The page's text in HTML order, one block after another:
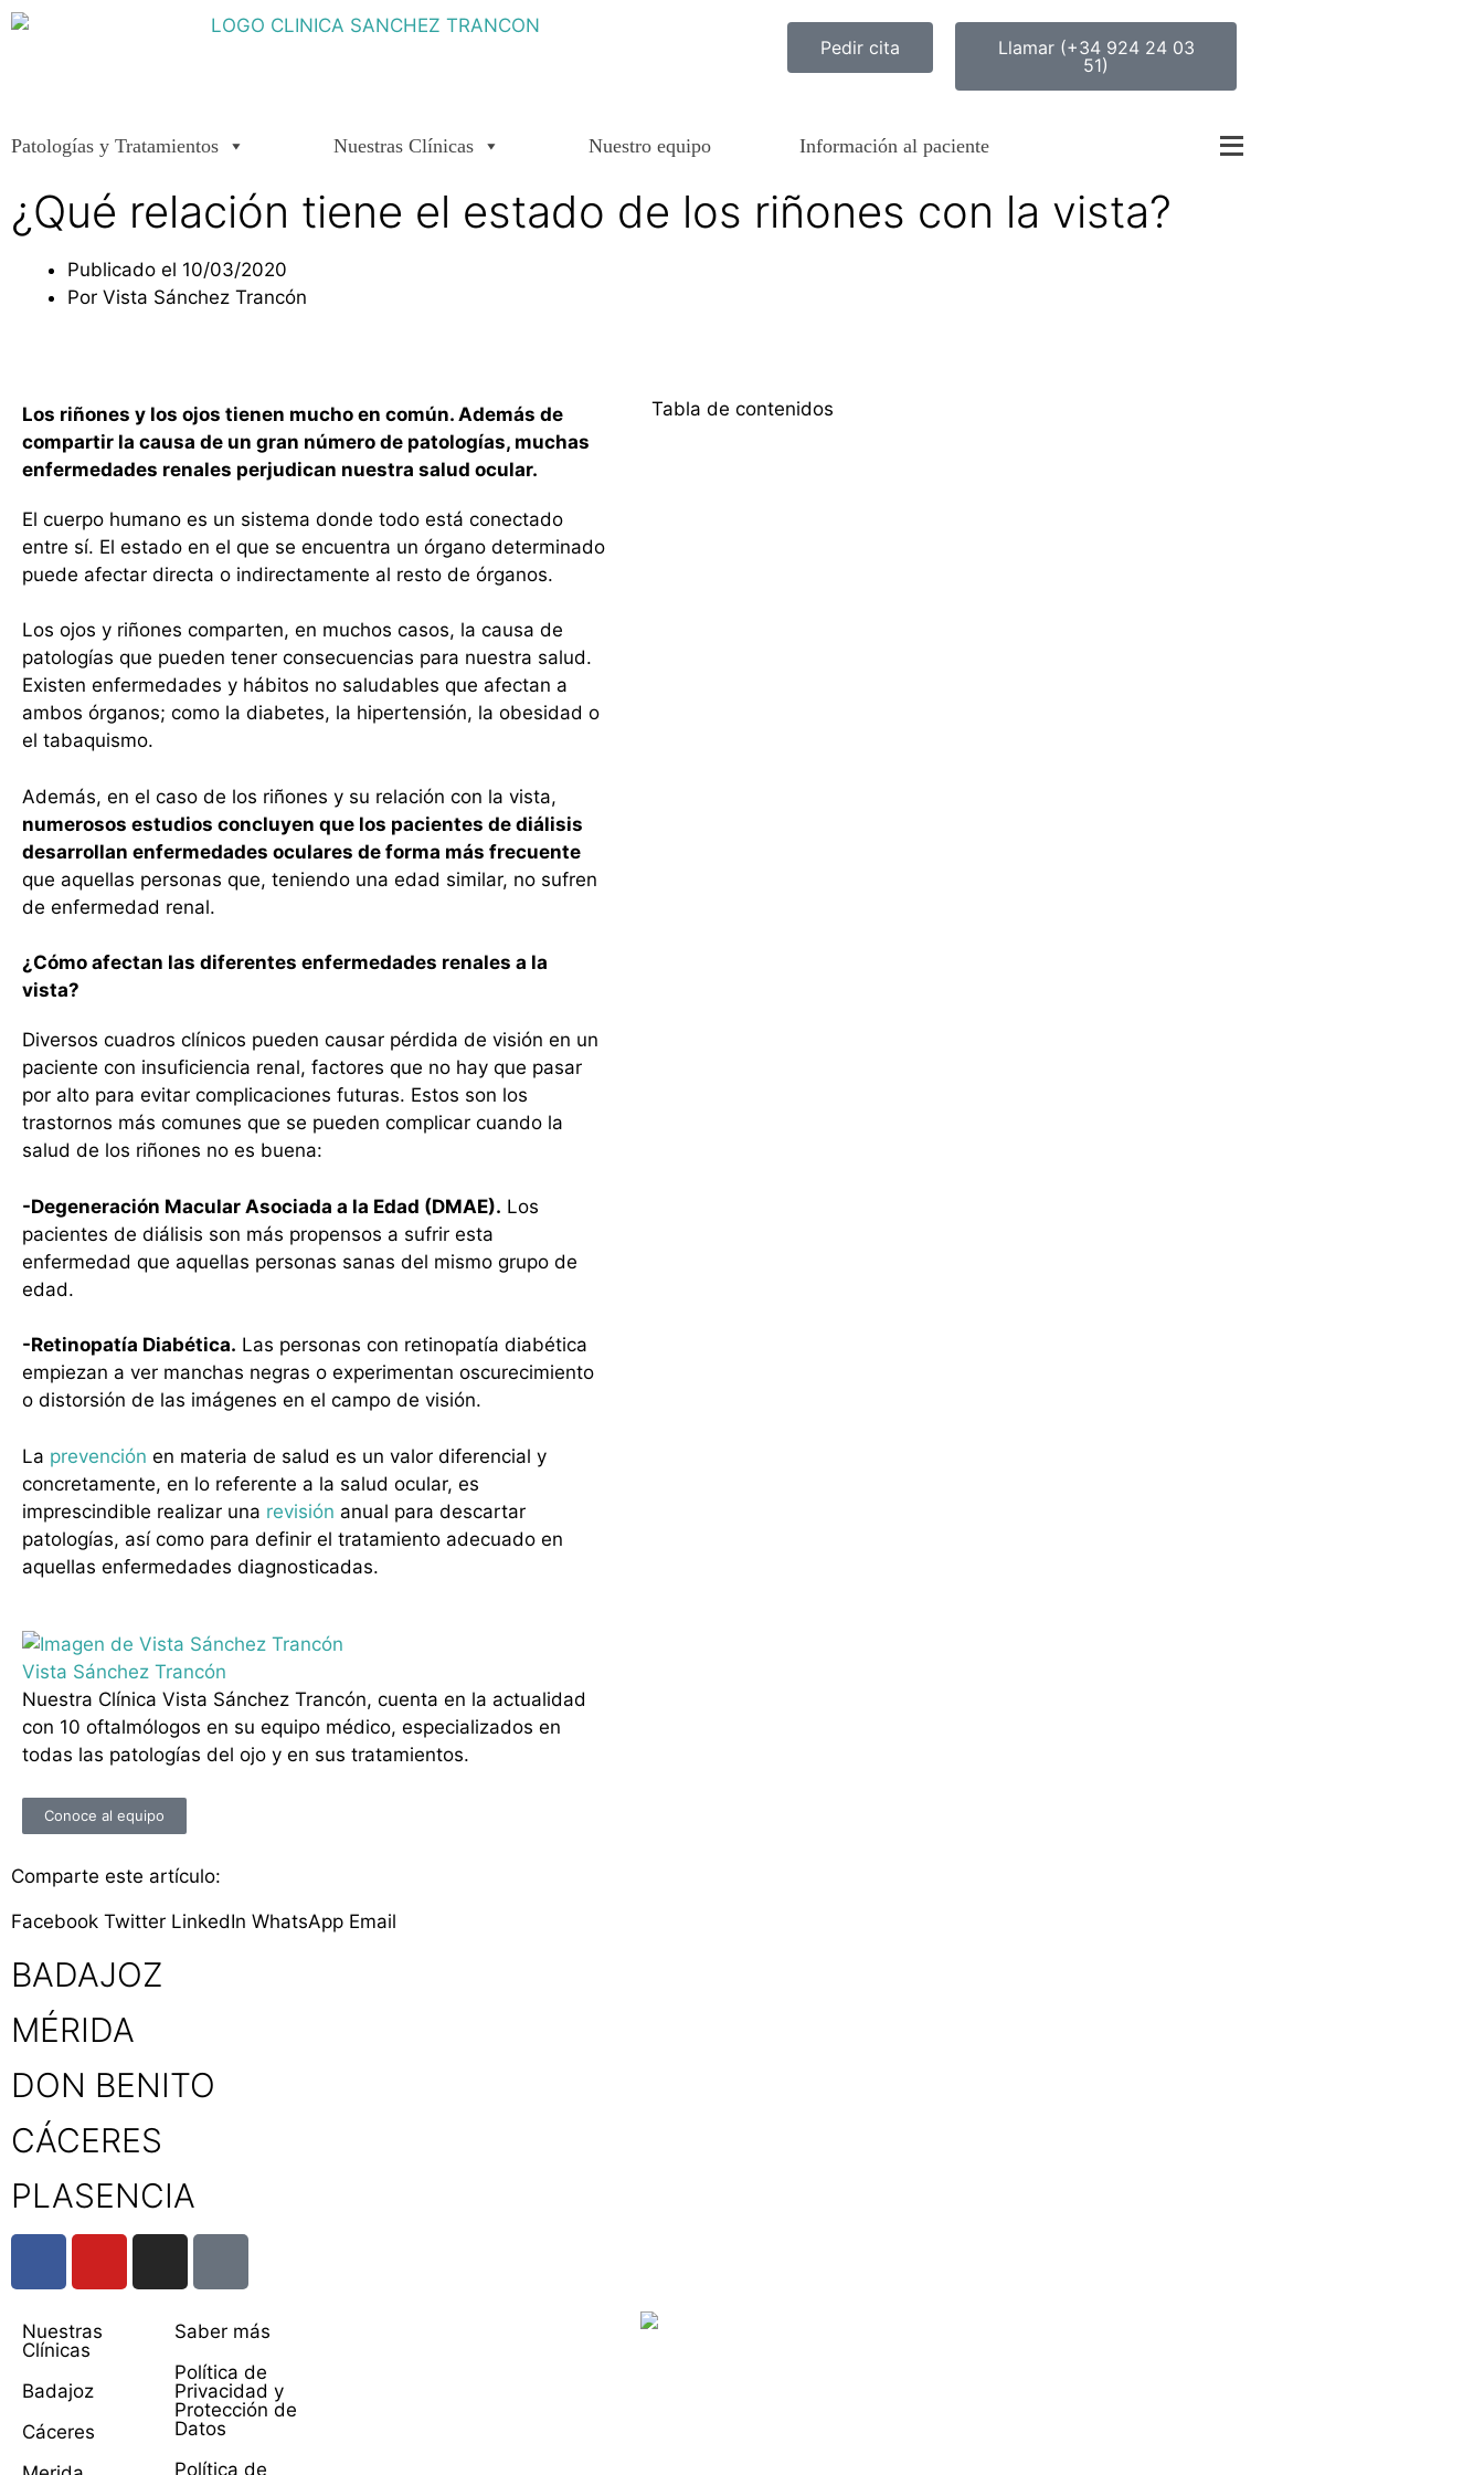
Pedir cita
Llamar (+34 924 24 03
51)
Patologías y Tratamientos Nuestras Clínicas Nuestro equipo Información al paciente
¿Qué relación tiene el estado de los riñones con la vista?
Publicado el 10/03/2020
Por Vista Sánchez Trancón
Los riñones y los ojos tienen mucho en común. Además de
compartir la causa de un gran número de patologías, muchas
enfermedades renales perjudican nuestra salud ocular.
El cuerpo humano es un sistema donde todo está conectado
entre sí. El estado en el que se encuentra un órgano determinado
puede afectar directa o indirectamente al resto de órganos.
Los ojos y riñones comparten, en muchos casos, la causa de
patologías que pueden tener consecuencias para nuestra salud.
Existen enfermedades y hábitos no saludables que afectan a
ambos órganos; como la diabetes, la hipertensión, la obesidad o
el tabaquismo.
Además, en el caso de los riñones y su relación con la vista,
numerosos estudios concluyen que los pacientes de diálisis
desarrollan enfermedades oculares de forma más frecuente
que aquellas personas que, teniendo una edad similar, no sufren
de enfermedad renal.
¿Cómo afectan las diferentes enfermedades renales a la
vista?
Diversos cuadros clínicos pueden causar pérdida de visión en un
paciente con insuficiencia renal, factores que no hay que pasar
por alto para evitar complicaciones futuras. Estos son los
trastornos más comunes que se pueden complicar cuando la
salud de los riñones no es buena:
-Degeneración Macular Asociada a la Edad (DMAE). Los
pacientes de diálisis son más propensos a sufrir esta
enfermedad que aquellas personas sanas del mismo grupo de
edad.
-Retinopatía Diabética. Las personas con retinopatía diabética
empiezan a ver manchas negras o experimentan oscurecimiento
o distorsión de las imágenes en el campo de visión.
La prevención en materia de salud es un valor diferencial y
concretamente, en lo referente a la salud ocular, es
imprescindible realizar una revisión anual para descartar
patologías, así como para definir el tratamiento adecuado en
aquellas enfermedades diagnosticadas.
Vista Sánchez Trancón
Nuestra Clínica Vista Sánchez Trancón, cuenta en la actualidad
con 10 oftalmólogos en su equipo médico, especializados en
todas las patologías del ojo y en sus tratamientos.
Conoce al equipo
Tabla de contenidos
Comparte este artículo:
Facebook Twitter LinkedIn WhatsApp Email
BADAJOZ
MÉRIDA
DON BENITO
CÁCERES
PLASENCIA
Nuestras
Clínicas
Badajoz
Cáceres
Saber más
Política de
Privacidad y
Protección de
Datos
Política de